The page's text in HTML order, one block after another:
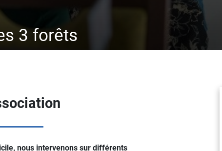
3 forêts
nous intervenons sur différents